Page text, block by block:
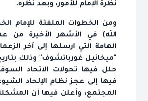
نظرة الإمام للأمور، وبعد نظره.
ومن الخطوات الملفتة للإمام
الله) في الأشهر الأخيرة من
الهامة التي ارسلها إلى آخر
حلل فيها تحولات الاتحاد
فيها إلى عجز نظام الإلحاد
المجتمع، وأعلن فيها أن